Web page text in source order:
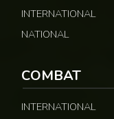
INTERNATIONAL
NATIONAL
COMBAT
INTERNATIONAL